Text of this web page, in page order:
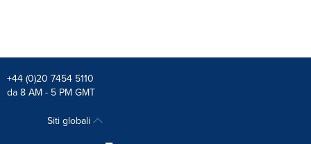
+44 (0)20 7454 5110
da 8 AM - 5 PM GMT
Siti globali